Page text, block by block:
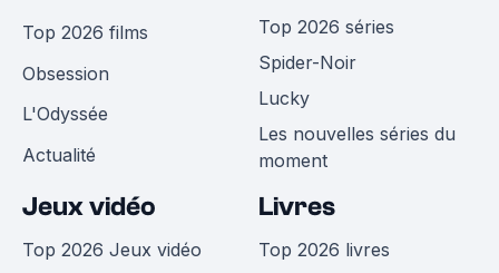
Top 2026 films
Obsession
L'Odyssée
Actualité
Top 2026 séries
Spider-Noir
Lucky
Les nouvelles séries du
moment
Jeux vidéo
Top 2026 Jeux vidéo
Livres
Top 2026 livres